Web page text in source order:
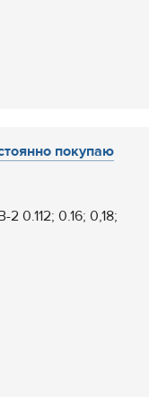
покупаю
0.112; 0.16; 0,18;